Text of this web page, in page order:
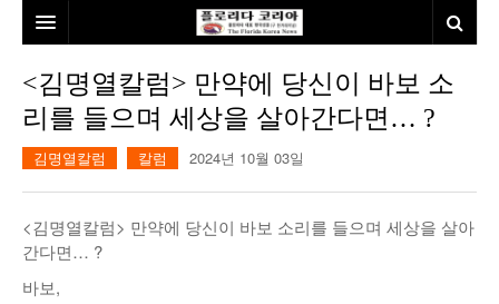
본사소개
뉴스
미국
발행인칼럼
건강
본보특집
<김명열칼럼> 만약에 당신이 바보 소
리를 들으며 세상을 살아간다면… ?
김명열칼럼 칼럼 2024년 10월 03일
<김명열칼럼> 만약에 당신이 바보 소리를 들으며 세상을 살아
간다면… ?
바보,